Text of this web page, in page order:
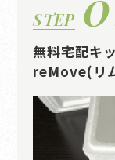
STEP
無料宅配キ
reMove(リ